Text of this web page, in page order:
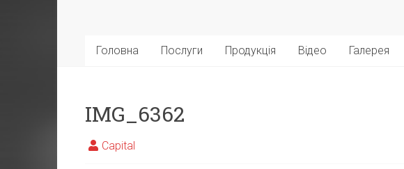
Головна Послуги Продукція Відео Галерея
IMG_6362
Capital